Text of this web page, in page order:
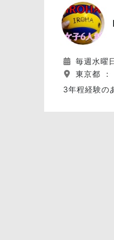
毎週水曜
東京都 ：
3年程経験の